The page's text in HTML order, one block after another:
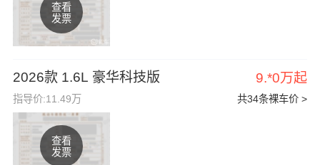
查看
发票
2026款 1.6L 豪华科技版 9.*0万起
共34条裸车价 >
指导价:11.49万
查看
发票